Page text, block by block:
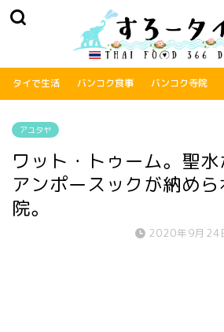
タイで生活 バンコク食事 バンコク寺院
アユタヤ
ワット・トゥーム。聖
アンポースックが納め
院。
2020年9月24